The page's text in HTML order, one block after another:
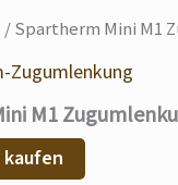
/ Spartherm Mini M1
Zugumlenkung
M1
kaufen